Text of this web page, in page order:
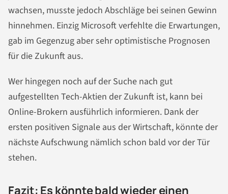
wachsen, musste jedoch Abschläge bei seinen Gewinn
hinnehmen. Einzig Microsoft verfehlte die Erwartungen,
gab im Gegenzug aber sehr optimistische Prognosen
für die Zukunft aus.
Wer hingegen noch auf der Suche nach gut
aufgestellten Tech-Aktien der Zukunft ist, kann bei
Online-Brokern ausführlich informieren. Dank der
ersten positiven Signale aus der Wirtschaft, könnte der
nächste Aufschwung nämlich schon bald vor der Tür
stehen.
Fazit: Es könnte bald wieder einen